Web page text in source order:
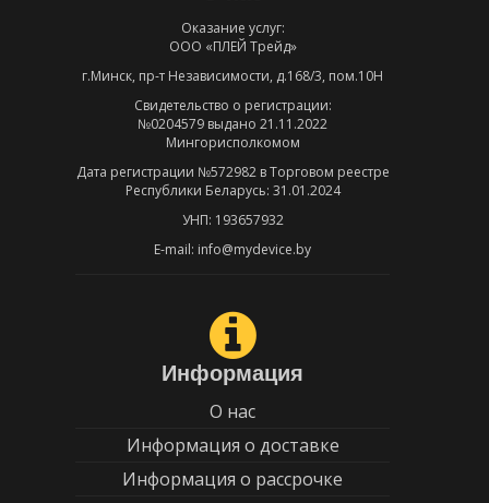
Оказание услуг:
ООО «ПЛЕЙ Трейд»
г.Минск, пр-т Независимости, д.168/3, пом.10Н
Свидетельство о регистрации:
№0204579 выдано 21.11.2022
Мингорисполкомом
Дата регистрации №572982 в Торговом реестре
Республики Беларусь: 31.01.2024
УНП: 193657932
E-mail: info@mydevice.by
Информация
О нас
Информация о доставке
Информация о рассрочке